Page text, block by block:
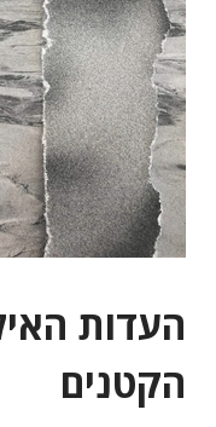
העדות
הקטנים